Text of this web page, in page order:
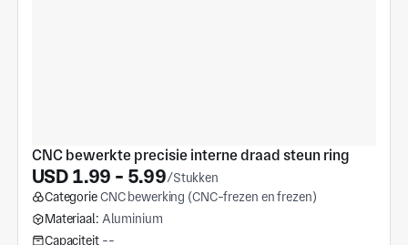
CNC bewerkte precisie interne draad steun ring
USD 1.99 - 5.99/Stukken
CategorieCNC bewerking (CNC-frezen en frezen)
Materiaal: Aluminium
Capaciteit --